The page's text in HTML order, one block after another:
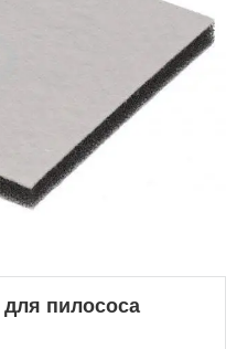
для пилососа